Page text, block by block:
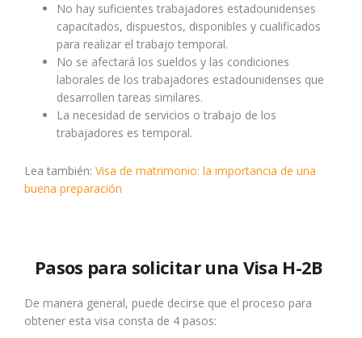
No hay suficientes trabajadores estadounidenses
capacitados, dispuestos, disponibles y cualificados
para realizar el trabajo temporal.
No se afectará los sueldos y las condiciones
laborales de los trabajadores estadounidenses que
desarrollen tareas similares.
La necesidad de servicios o trabajo de los
trabajadores es temporal.
Lea también: Visa de matrimonio: la importancia de una
buena preparación
Pasos para solicitar una Visa H-2B
De manera general, puede decirse que el proceso para
obtener esta visa consta de 4 pasos: